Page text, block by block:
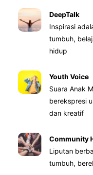
DeepTalk
Inspirasi
tumbuh,
hidup
Youth Voice
Suara Anak
berekspresi
dan kreatif
Community
Liputan
tumbuh,